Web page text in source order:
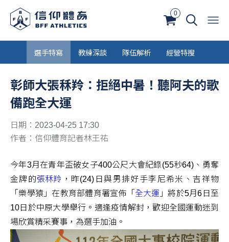
0
選手特寫 教練深談 隊伍解析 經營特搜
彰師大張秝羚：拒絕中暑！聽阿夫的歌
備跑全大運
日期：2023-04-25 17:30
作者：信仰體育記者林王祐
今年3月在青年盃破女子400公尺大會紀錄(55秒64)、勇奪
金牌的張秝羚 ，昨(24)日與男排好手李尼希米、吉祥物
「樂學猿」在教育部體育署宣佈「 全大運 」將於5月6日至
10日於中原大學舉行。適逢疫情解封，歡迎全國運動迷到
場欣賞精采賽事，為選手加油。